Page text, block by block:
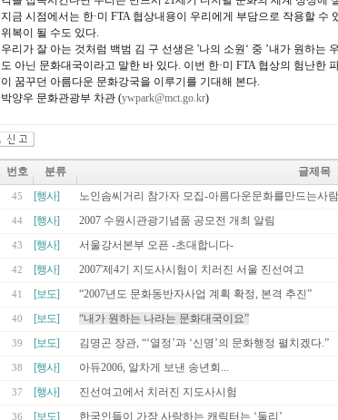
지금 시점에서는 한·미 FTA 협상내용이 우리에게 부담으로 작용할
위복이 될 수도 있다.
우리가 잘 아는 것처럼 백범 김 구 선생은 '나의 소원‘ 중 ’내가 원하는
도 아닌 문화대국이라고 말한 바 있다. 이번 한·미 FTA 협상의 험난한
이 꿈꾸던 아름다운 문화강국을 이루기를 기대해 본다.
박양우 문화관광부 차관 (ywpark@mct.go.kr)
번호 분류 글제목
45 [행사] 노인솜씨거리 참가자 모집-아름다운문화를만드는사
44 [행사] 2007 수원시관광기념품 공모전 개최 알림
43 [행사] 서울강서본부 오픈 -초대합니다-
42 [행사] 2007'제4기 지도사시험이 치러진 서울 진선여고
41 [보도] “2007년도 문화동반자사업 계획 확정, 본격 추진”
40 [보도] “내가 원하는 나라는 문화대국이요”
39 [보도] 김명곤 장관, “‘열정’과 ‘신명’의 문화행정 펼치겠다.”
38 [행사] 아듀2006, 알차게 보낸 송년회...
37 [행사] 진선여고에서 치러진 지도사시험
36 [보도] 한국인들이 가장 사랑하는 캐릭터는 ‘둘리’